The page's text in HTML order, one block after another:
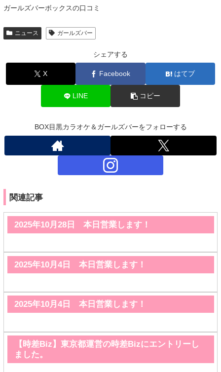
ガールズバーボックスの口コミ
ニュース ガールズバー
シェアする
X Facebook はてブ
LINE コピー
BOX目黒カラオケ＆ガールズバーをフォローする
関連記事
2025年10月28日 本日営業します！
2025年10月4日 本日営業します！
2025年10月4日 本日営業します！
【時差Biz】東京都運営の時差Bizにエントリーし
ました。